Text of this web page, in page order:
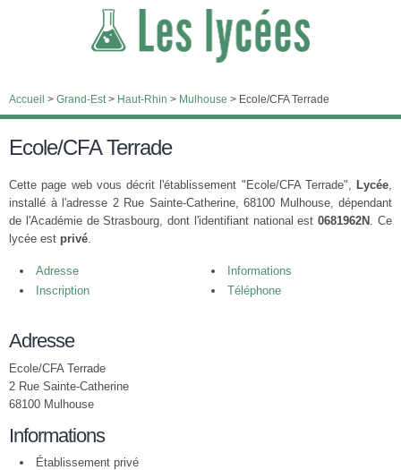
Accueil > Grand-Est> Haut-Rhin > Mulhouse > Ecole/CFA Terrade
Ecole/CFA Terrade
Cette page web vous décrit l'établissement "Ecole/CFA Terrade", Lycée,
installé à l'adresse 2 Rue Sainte-Catherine, 68100 Mulhouse, dépendant
de l'Académie de Strasbourg, dont l'identifiant national est0681962N . Ce
lycée est privé.
Adresse
Informations
Inscription
Téléphone
Adresse
Ecole/CFA Terrade
2 Rue Sainte-Catherine
68100 Mulhouse
Informations
Établissement privé